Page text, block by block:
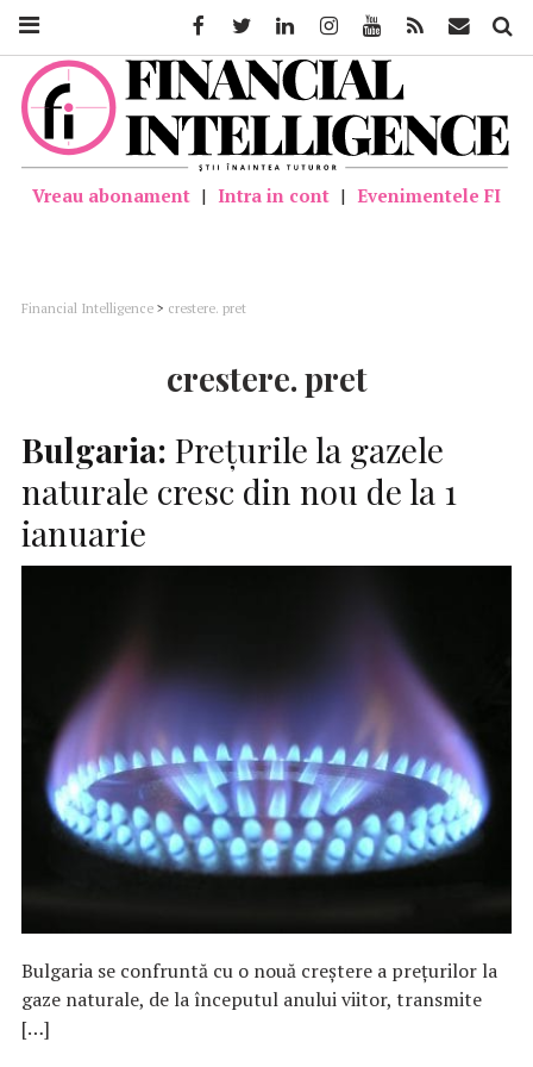
Vreau abonament | Intra in cont | Evenimentele FI
Financial Intelligence > crestere. pret
crestere. pret
Bulgaria: Preţurile la gazele
naturale cresc din nou de la 1
ianuarie
Bulgaria se confruntă cu o nouă creştere a preţurilor la
gaze naturale, de la începutul anului viitor, transmite
[…]
FacebookTwitter LinkedinInstagramYoutube Feed Mail